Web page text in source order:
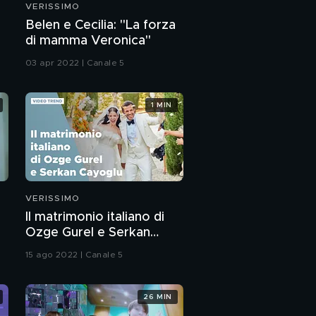
nostra vita dopo
Amici"
Serena e il rapporto
speciale con la nonna
Serena e il rapporto
con Alessandra
Serena e le critiche di
Alessandra Celentano
PROSSIMO VIDEO
l'intervista integrale
VERISSIMO
Belen e Cecilia: "La forza
di mamma Veronica"
03 apr 2022 | Canale 5
VERISSIMO
Il matrimonio italiano di
Ozge Gurel e Serkan
15 ago 2022 | Canale 5
1 MIN
26 MIN